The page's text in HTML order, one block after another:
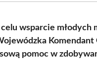
wsparcie młodych
Komendant
pomoc w